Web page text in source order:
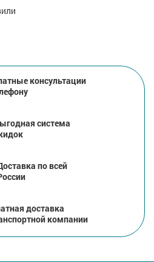
консультации
система
по всей
доставка
компании